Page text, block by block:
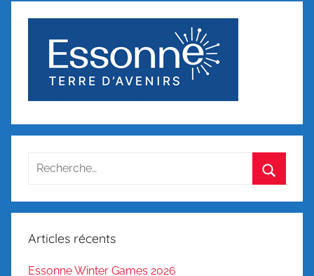
Recherche
:
Articles récents
Essonne Winter Games 2026